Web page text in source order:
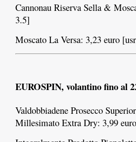
Cannonau Riserva Sella &
3.5]
Moscato La Versa: 3,23 euro
EUROSPIN, volantino fino al
Valdobbiadene Prosecco
Millesimato Extra Dry: 3,99